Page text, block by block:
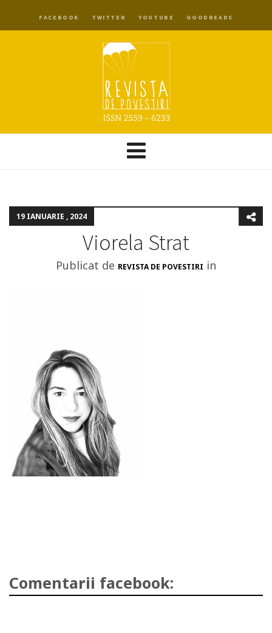
FACEBOOK TWITTER YOUTUBE GOODREADS
19 IANUARIE , 2024
Viorela Strat
Publicat de REVISTA DE POVESTIRI in
Comentarii facebook: